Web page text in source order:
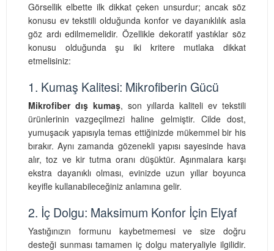
Görsellik elbette ilk dikkat çeken unsurdur; ancak söz
konusu ev tekstili olduğunda konfor ve dayanıklılık asla
göz ardı edilmemelidir. Özellikle dekoratif yastıklar söz
konusu olduğunda şu iki kritere mutlaka dikkat
etmelisiniz:
1. Kumaş Kalitesi: Mikrofiberin Gücü
Mikrofiber dış kumaş, son yıllarda kaliteli ev tekstili
ürünlerinin vazgeçilmezi haline gelmiştir. Cilde dost,
yumuşacık yapısıyla temas ettiğinizde mükemmel bir his
bırakır. Aynı zamanda gözenekli yapısı sayesinde hava
alır, toz ve kir tutma oranı düşüktür. Aşınmalara karşı
ekstra dayanıklı olması, evinizde uzun yıllar boyunca
keyifle kullanabileceğiniz anlamına gelir.
2. İç Dolgu: Maksimum Konfor İçin Elyaf
Yastığınızın formunu kaybetmemesi ve size doğru
desteği sunması tamamen iç dolgu materyaliyle ilgilidir.